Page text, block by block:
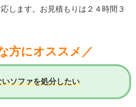
します。お見積もりは２４時間３
方にオススメ／
いソファを処分したい